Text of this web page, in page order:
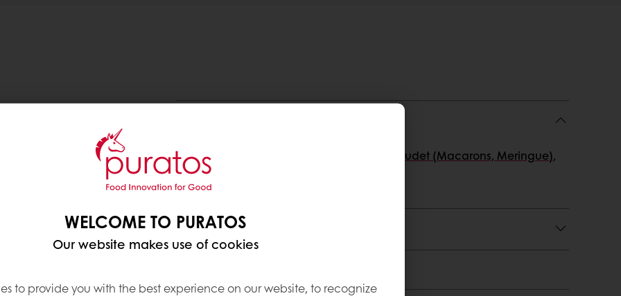
tehty
O-Fil:n
kasvirasvoja ja
täytteitä.
luomiseen
suklaata yli 50%
säilyvyyttä
raaka-aineita
Kuorrutettu praliini Erikoisuudet (Macarons, Meringue),
Tryffeli,
Ainesosat, allergeenit ja käyttö
WELCOME TO PURATOS
Our website makes use of cookies
to provide you with the best experience on our website, to recognize